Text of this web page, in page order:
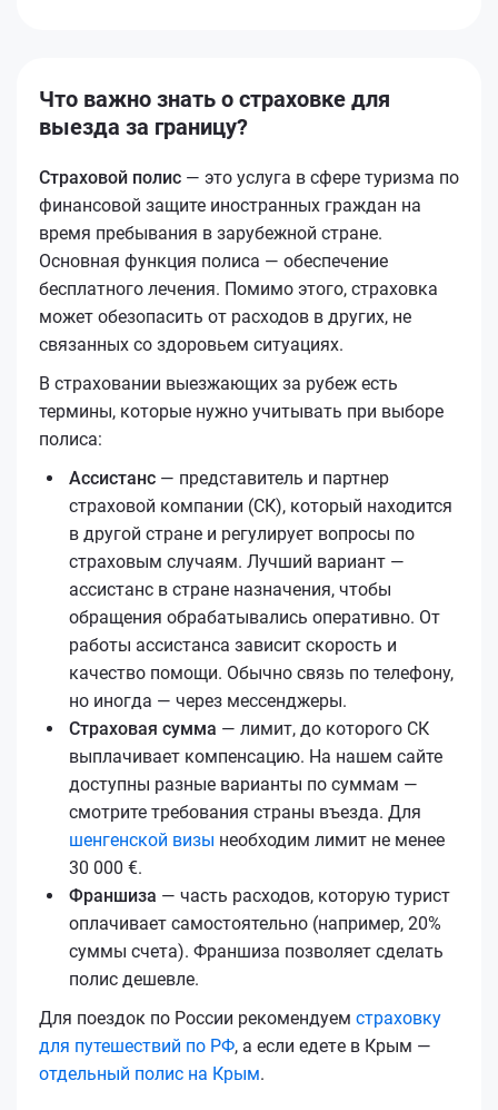
Что важно знать о страховке для
выезда за границу?
Страховой полис — это услуга в сфере туризма по
финансовой защите иностранных граждан на
время пребывания в зарубежной стране.
Основная функция полиса — обеспечение
бесплатного лечения. Помимо этого, страховка
может обезопасить от расходов в других, не
связанных со здоровьем ситуациях.
В страховании выезжающих за рубеж есть
термины, которые нужно учитывать при выборе
полиса:
Ассистанс — представитель и партнер
страховой компании (СК), который находится
в другой стране и регулирует вопросы по
страховым случаям. Лучший вариант —
ассистанс в стране назначения, чтобы
обращения обрабатывались оперативно. От
работы ассистанса зависит скорость и
качество помощи. Обычно связь по телефону,
но иногда — через мессенджеры.
Страховая сумма — лимит, до которого СК
выплачивает компенсацию. На нашем сайте
доступны разные варианты по суммам —
смотрите требования страны въезда. Для
шенгенской визы необходим лимит не менее
30 000 €.
Франшиза — часть расходов, которую турист
оплачивает самостоятельно (например, 20%
суммы счета). Франшиза позволяет сделать
полис дешевле.
Для поездок по России рекомендуем страховку
для путешествий по РФ, а если едетe в Крым —
отдельный полис на Крым.